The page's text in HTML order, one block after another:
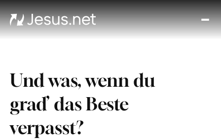
Und was, wenn du
grad’ das Beste
verpasst?